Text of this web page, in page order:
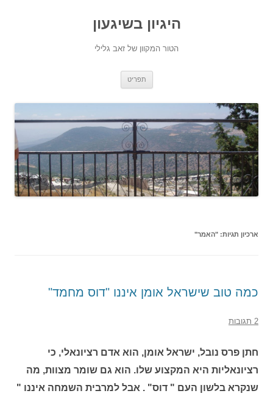
היגיון בשיגעון
הטור המקוון של זאב גלילי
תפריט
ארכיון תגיות: "האמר"
כמה טוב שישראל אומן איננו "דוס מחמד"
2 תגובות
חתן פרס נובל, ישראל אומן, הוא אדם רציונאלי, כי
רציונאליות היא המקצוע שלו. הוא גם שומר מצוות, מה
שנקרא בלשון העם " דוס" . אבל למרבית השמחה איננו "